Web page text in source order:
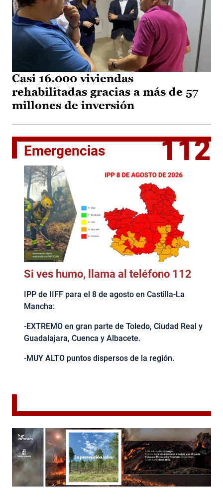
Casi 16.000 viviendas
rehabilitadas gracias a más de 57
millones de inversión
Emergencias 112
Si ves humo, llama al teléfono 112
IPP de IIFF para el 8 de agosto en Castilla-La
Mancha:
-EXTREMO en gran parte de Toledo, Ciudad Real y
Guadalajara, Cuenca y Albacete.
-MUY ALTO puntos dispersos de la región.